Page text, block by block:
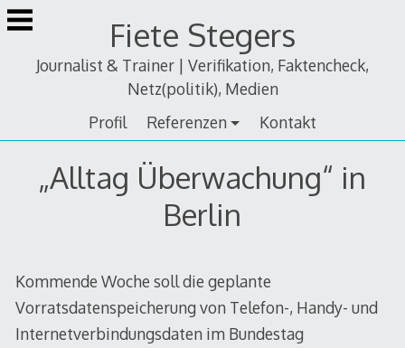
Zum
Inhalt
Fiete Stegers
Journalist & Trainer | Verifikation, Faktencheck,
Netz(politik), Medien
Profil
Referenzen Kontakt
„Alltag Überwachung“ in
Berlin
Kommende Woche soll die geplante
Vorratsdatenspeicherung von Telefon-, Handy- und
Internetverbindungsdaten im Bundestag